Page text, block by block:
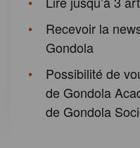
Recevoir la
Gondola
Possibilité de
de Gondola
de Gondola